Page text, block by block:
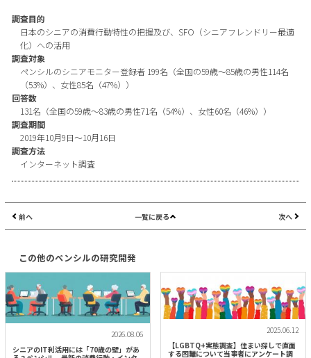
調査目的
日本のシニアの消費行動特性の把握及び、SFO（シニアフレンドリー最適
化）への活用
調査対象
ペンシルのシニアモニター登録者 199名（全国の59歳〜85歳の男性114名
（53%）、女性85名（47%））
回答数
131名（全国の59歳〜83歳の男性71名（54%）、女性60名（46%））
調査期間
2019年10月9日〜10月16日
調査方法
インターネット調査
前へ 一覧に戻る 次へ
この他のペンシルの研究開発
2026.08.06
シニアのIT利活用には「70歳の壁」があ
2025.06.12
【LGBTQ+実態調査】住まい探しで直面
する困難について当事者にアンケート調